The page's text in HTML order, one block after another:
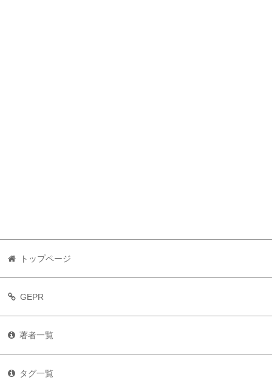
トップページ
GEPR
著者一覧
タグ一覧